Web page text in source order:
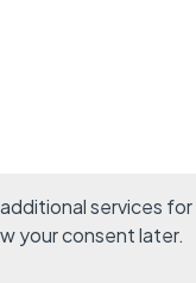
services for
your consent later.